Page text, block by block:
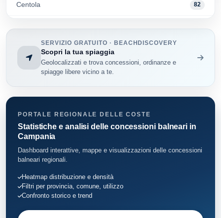
Centola 82
Eboli
Ispani
Minori
Montecorice
Pisciotta
Pollica
SERVIZIO GRATUITO · BEACHDISCOVERY
Scopri la tua spiaggia
Geolocalizzati e trova concessioni, ordinanze e
spiagge libere vicino a te.
PORTALE REGIONALE DELLE COSTE
Statistiche e analisi delle concessioni balneari in
Campania
Dashboard interattive, mappe e visualizzazioni delle concessioni
balneari regionali.
Heatmap distribuzione e densità
Filtri per provincia, comune, utilizzo
Confronto storico e trend